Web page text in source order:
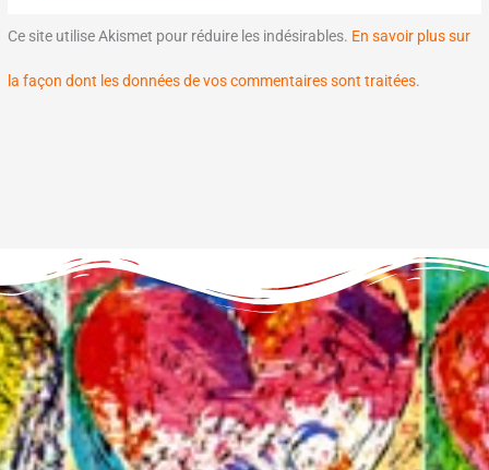
Ce site utilise Akismet pour réduire les indésirables. En savoir plus sur
la façon dont les données de vos commentaires sont traitées.